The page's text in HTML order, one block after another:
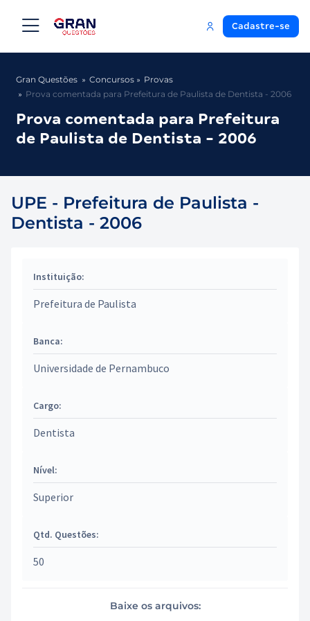
Cadastre-se
Gran Questões Concursos
Provas
Prova comentada para Prefeitura de Paulista de Dentista - 2006
Prova comentada para Prefeitura
de Paulista de Dentista - 2006
UPE - Prefeitura de Paulista -
Dentista - 2006
Instituição:
Prefeitura de Paulista
Banca:
Universidade de Pernambuco
Cargo:
Dentista
Nível:
Superior
Qtd. Questões:
50
Baixe os arquivos: